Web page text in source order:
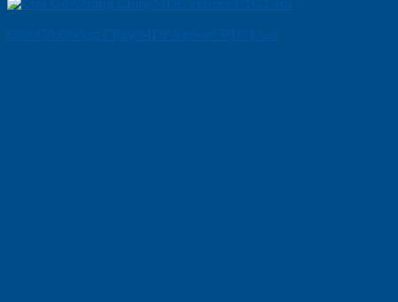
Cửa Gỗ Chống Cháy MDF Veneer P1G1 soi